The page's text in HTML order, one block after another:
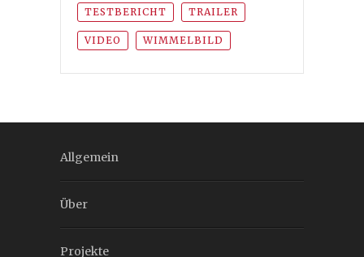
TESTBERICHT TRAILER
VIDEO WIMMELBILD
Allgemein
Über
Projekte